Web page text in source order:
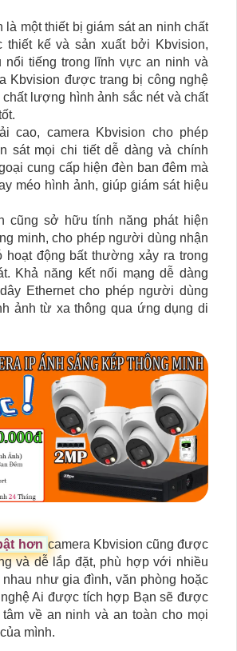
là một thiết bị giám sát an ninh chất
thiết kế và sản xuất bởi Kbvision,
nổi tiếng trong lĩnh vực an ninh và
Kbvision được trang bị công nghệ
lượng hình ảnh sắc nét và chất
cao, camera Kbvision cho phép
sát mọi chi tiết dễ dàng và chính
cung cấp hiện đèn ban đêm mà
méo hình ảnh, giúp giám sát hiệu
cũng sở hữu tính năng phát hiện
minh, cho phép người dùng nhận
hoạt động bất thường xảy ra trong
Khả năng kết nối mạng dễ dàng
Ethernet cho phép người dùng
ảnh từ xa thông qua ứng dụng di
hơn camera Kbvision cũng được
và dễ lắp đặt, phù hợp với nhiều
nhau như gia đình, văn phòng hoặc
Ai được tích hợp Bạn sẽ được
về an ninh và an toàn cho mọi
mình.